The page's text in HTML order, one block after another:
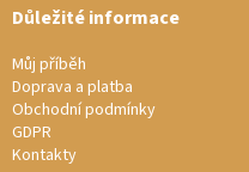
Důležité informace
Můj příběh
Doprava a platba
Obchodní podmínky
GDPR
Kontakty